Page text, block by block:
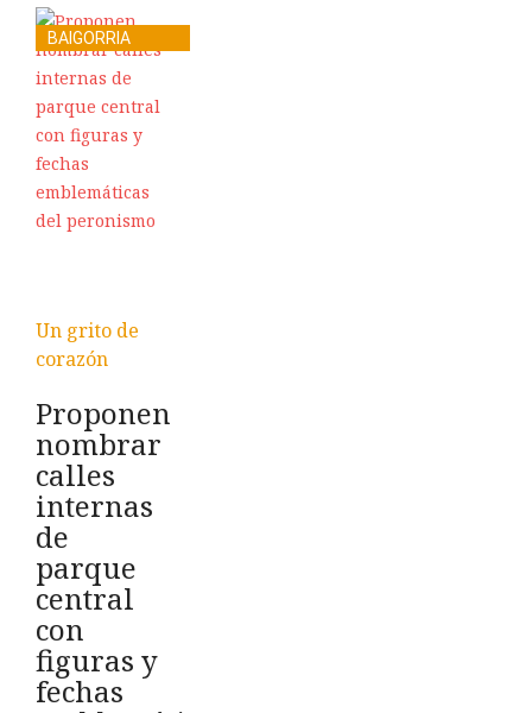
Un grito de
corazón
Proponen
nombrar
calles
internas
de
parque
central
con
figuras y
fechas
BAIGORRIA